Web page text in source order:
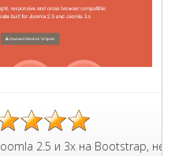
2.5 и 3x на Bootstrap,